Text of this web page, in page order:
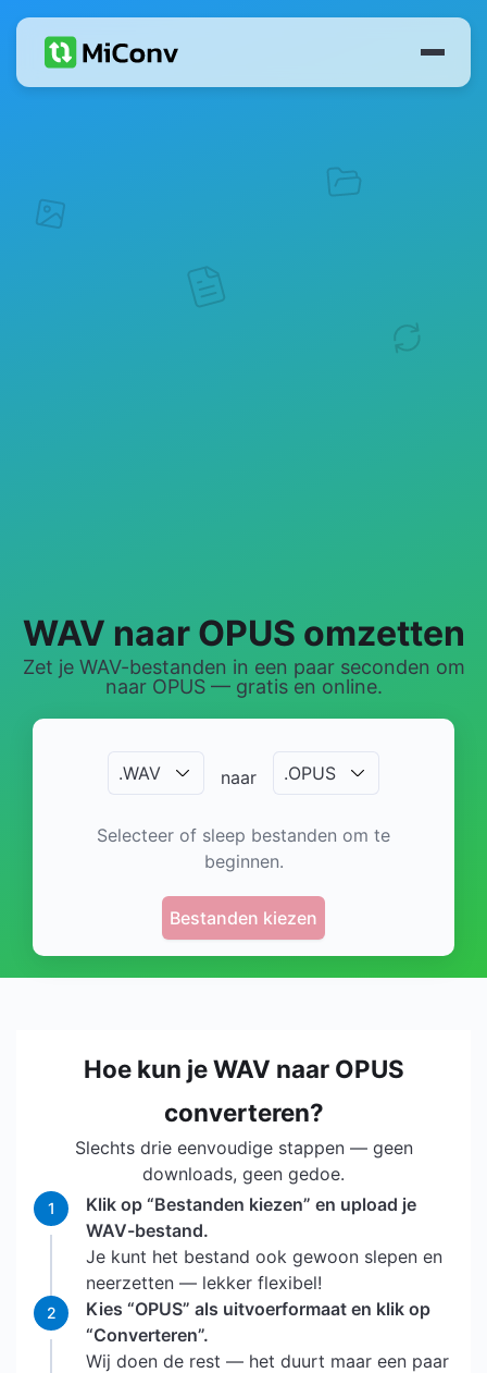
WAV naar OPUS omzetten
Zet je WAV-bestanden in een paar seconden om
naar OPUS — gratis en online.
.WAV naar .OPUS
Selecteer of sleep bestanden om te
beginnen.
Bestanden kiezen
Hoe kun je WAV naar OPUS
converteren?
Slechts drie eenvoudige stappen — geen
downloads, geen gedoe.
1
Klik op “Bestanden kiezen” en upload je
WAV-bestand.
Je kunt het bestand ook gewoon slepen en
neerzetten — lekker flexibel!
2
Kies “OPUS” als uitvoerformaat en klik op
“Converteren”.
Wij doen de rest — het duurt maar een paar